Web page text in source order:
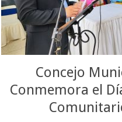
Concejo
Conmemora el